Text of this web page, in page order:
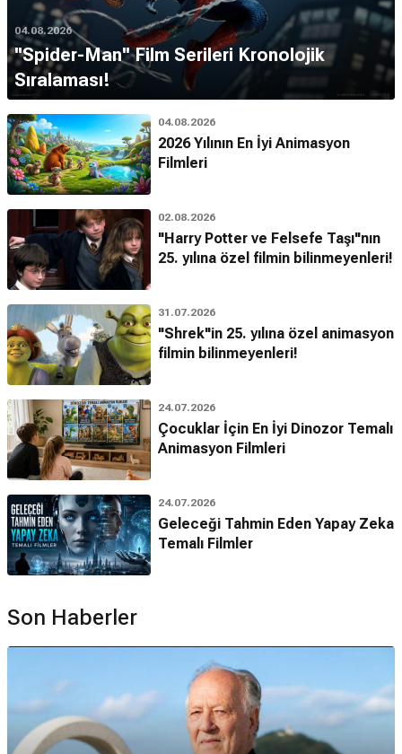
04.08.2026
''Spider-Man'' Film Serileri Kronolojik
Sıralaması!
04.08.2026
2026 Yılının En İyi Animasyon
Filmleri
02.08.2026
"Harry Potter ve Felsefe Taşı"nın
25. yılına özel filmin bilinmeyenleri!
31.07.2026
"Shrek"in 25. yılına özel animasyon
filmin bilinmeyenleri!
24.07.2026
Çocuklar İçin En İyi Dinozor Temalı
Animasyon Filmleri
24.07.2026
Geleceği Tahmin Eden Yapay Zeka
Temalı Filmler
Son Haberler